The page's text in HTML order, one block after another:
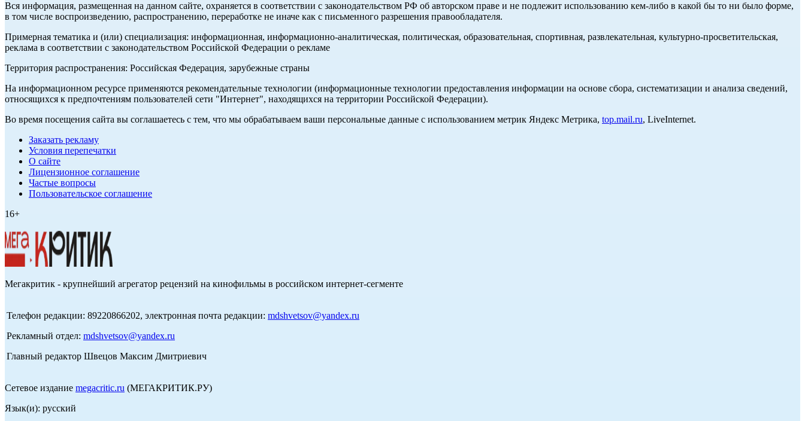
Вся информация, размещенная на данном сайте, охраняется в соответствии с законодательством РФ об авторском праве и не подлежит использованию кем-либо в какой бы то ни было форме,
в том числе воспроизведению, распространению, переработке не иначе как с письменного разрешения правообладателя.
Примерная тематика и (или) специализация: информационная, информационно-аналитическая, политическая, образовательная, спортивная, развлекательная, культурно-просветительская,
реклама в соответствии с законодательством Российской Федерации о рекламе
Территория распространения: Российская Федерация, зарубежные страны
На информационном ресурсе применяются рекомендательные технологии (информационные технологии предоставления информации на основе сбора, систематизации и анализа сведений,
относящихся к предпочтениям пользователей сети "Интернет", находящихся на территории Российской Федерации).
Во время посещения сайта вы соглашаетесь с тем, что мы обрабатываем ваши персональные данные с использованием метрик Яндекс Метрика, top.mail.ru, LiveInternet.
Заказать рекламу
Условия перепечатки
О сайте
Лицензионное соглашение
Частые вопросы
Пользовательское соглашение
16+
Мегакритик - крупнейший агрегатор рецензий на кинофильмы в российском интернет-сегменте
Телефон редакции: 89220866202, электронная почта редакции: mdshvetsov@yandex.ru
Рекламный отдел: mdshvetsov@yandex.ru
Главный редактор Швецов Максим Дмитриевич
Сетевое издание megacritic.ru (МЕГАКРИТИК.РУ)
Язык(и): русский